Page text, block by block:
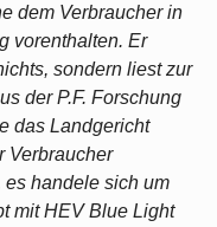
dem Verbraucher in
vorenthalten. Er
sondern liest zur
der P.F. Forschung
das Landgericht
Verbraucher
handele sich um
mit HEV Blue Light